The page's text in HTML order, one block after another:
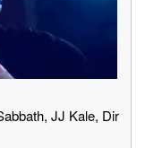
JJ Kale, Dir